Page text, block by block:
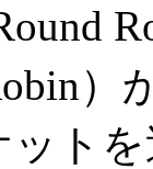
ット